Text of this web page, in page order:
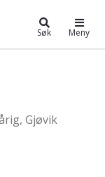
Søk Meny
Gjøvik